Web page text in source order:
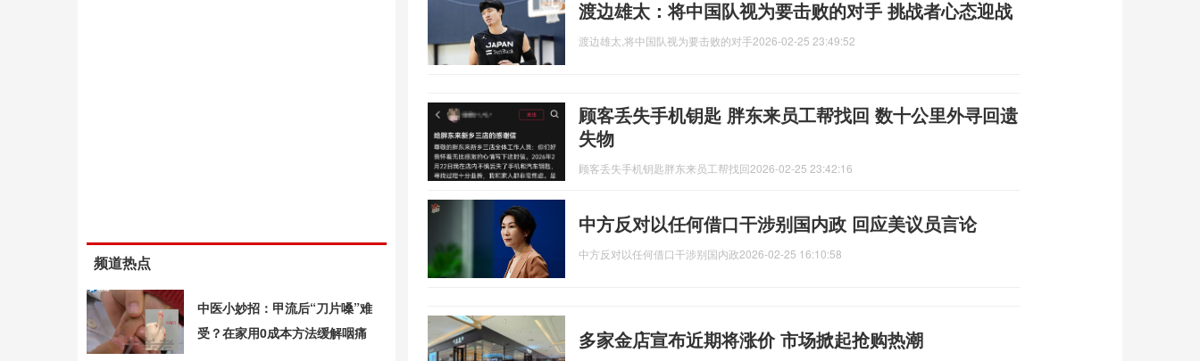
渡边雄太：将中国队视为要击败的对手 挑战者心态迎战
渡边雄太,将中国队视为要击败的对手2026-02-25 23:49:52
顾客丢失手机钥匙 胖东来员工帮找回 数十公里外寻回遗
失物
顾客丢失手机钥匙胖东来员工帮找回2026-02-25 23:42:16
中方反对以任何借口干涉别国内政 回应美议员言论
中方反对以任何借口干涉别国内政2026-02-25 16:10:58
多家金店宣布近期将涨价 市场掀起抢购热潮
频道热点
中医小妙招：甲流后“刀片嗓”难
受？在家用0成本方法缓解咽痛